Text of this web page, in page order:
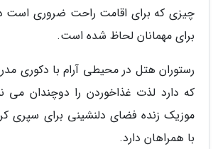
چیزی که برای اقامت راحت ضروری است
برای مهمانان لحاظ شده است.
رستوران هتل در محیطی آرام با دکوری
که دارد لذت غذاخوردن را دوچندان می
موزیک زنده فضای دلنشینی برای سپری
با همراهان دارد.